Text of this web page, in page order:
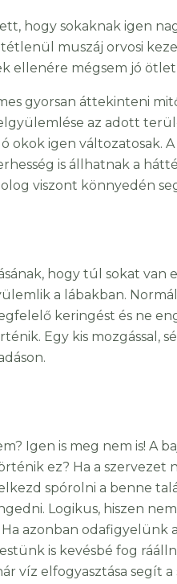
hogy sokaknak igen
muszáj orvosi
ellenére mégsem jó
gyorsan áttekinteni
az adott
okok igen változatosak.
is állhatnak a
viszont könnyedén
hogy túl sokat van
a lábakban.
keringést és ne
Egy kis mozgással,
Igen is meg nem is! A
ez? Ha a
spórolni a benne
Logikus, hiszen
azonban odafigyelünk
is kevésbé fog
víz elfogyasztása segít